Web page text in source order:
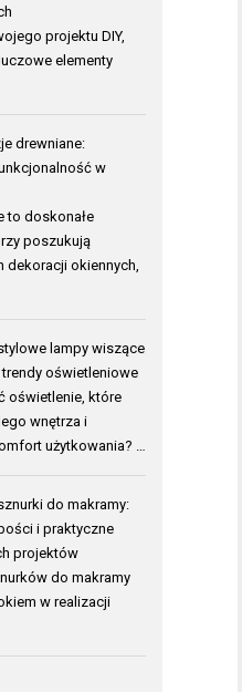
projektu DIY,
elementy
drewniane:
w
to doskonałe
poszukują
dekoracji okiennych,
lampy wiszące
oświetleniowe
oświetlenie, które
wnętrza i
użytkowania? …
do makramy:
i praktyczne
projektów
do makramy
w realizacji